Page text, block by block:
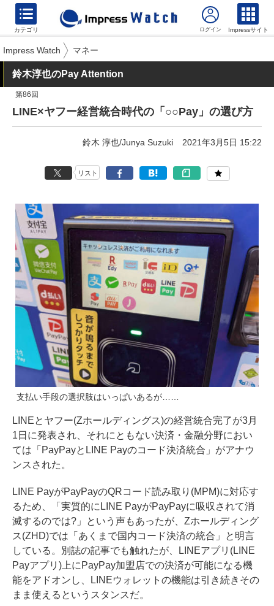
カテゴリ Impressサイト
Impress Watch マネー
鈴木淳也のPay Attention
第86回
LINE×ヤフー経営統合時代の「○○Pay」の選び方
鈴木 淳也/Junya Suzuki 2021年3月5日 15:22
リスト
支払い手段の選択肢はいっぱいあるが……
LINEとヤフー(Zホールディングス)の経営統合完了が3月
1日に発表され、それにともない決済・金融分野におい
ては「 PayPayとLINE Payのコード決済統合 」がアナウ
ンスされた。
LINE PayがPayPayのQRコード読み取り(MPM)に対応す
るため、「実質的にLINE PayがPayPayに吸収されて消
滅するのでは?」という声もあったが、Zホールディング
ス(ZHD)では「あくまで国内コード決済の統合」と 明言
している 。 別誌の記事でも触れたが、LINEアプリ(LINE
Payアプリ)上にPayPay加盟店での決済が可能になる機
能をアドオンし、LINEウォレットの機能は引き続きその
まま使えるというスタンスだ。